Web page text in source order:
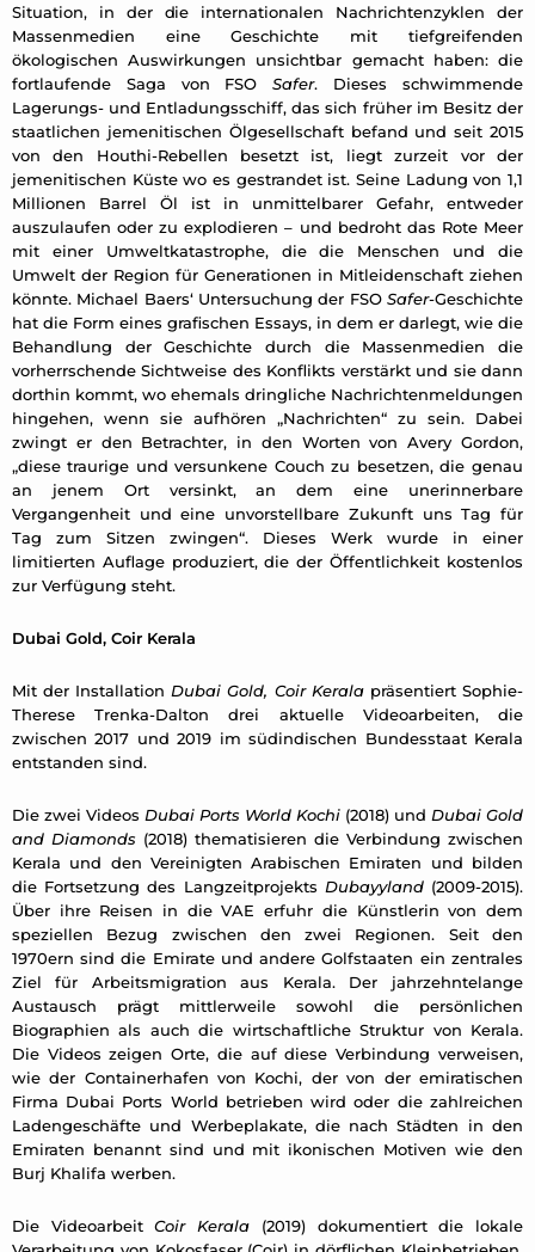
Situation, in der die internationalen Nachrichtenzyklen der
Massenmedien eine Geschichte mit tiefgreifenden
ökologischen Auswirkungen unsichtbar gemacht haben: die
fortlaufende Saga von FSOSafer. Dieses schwimmende
Lagerungs- und Entladungsschiff, das sich früher im Besitz der
staatlichen jemenitischen Ölgesellschaft befand und seit 2015
von den Houthi-Rebellen besetzt ist, liegt zurzeit vor der
jemenitischen Küste wo es gestrandet ist. Seine Ladung von 1,1
Millionen Barrel Öl ist in unmittelbarer Gefahr, entweder
auszulaufen oder zu explodieren – und bedroht das Rote Meer
mit einer Umweltkatastrophe, die die Menschen und die
Umwelt der Region für Generationen in Mitleidenschaft ziehen
könnte. Michael Baers‘ Untersuchung der FSO Safer-Geschichte
hat die Form eines grafischen Essays, in dem er darlegt, wie die
Behandlung der Geschichte durch die Massenmedien die
vorherrschende Sichtweise des Konflikts verstärkt und sie dann
dorthin kommt, wo ehemals dringliche Nachrichtenmeldungen
hingehen, wenn sie aufhören „Nachrichten“ zu sein. Dabei
zwingt er den Betrachter, in den Worten von Avery Gordon,
„diese traurige und versunkene Couch zu besetzen, die genau
an jenem Ort versinkt, an dem eine unerinnerbare
Vergangenheit und eine unvorstellbare Zukunft uns Tag für
Tag zum Sitzen zwingen“. Dieses Werk wurde in einer
limitierten Auflage produziert, die der Öffentlichkeit kostenlos
zur Verfügung steht.
Dubai Gold, Coir Kerala
Mit der Installation Dubai Gold, Coir Keralapräsentiert Sophie-
Therese Trenka-Dalton drei aktuelle Videoarbeiten, die
zwischen 2017 und 2019 im südindischen Bundesstaat Kerala
entstanden sind.
Die zwei Videos Dubai Ports World Kochi (2018) und Dubai Gold
and Diamonds (2018) thematisieren die Verbindung zwischen
Kerala und den Vereinigten Arabischen Emiraten und bilden
die Fortsetzung des Langzeitprojekts Dubayyland(2009-2015).
Über ihre Reisen in die VAE erfuhr die Künstlerin von dem
speziellen Bezug zwischen den zwei Regionen. Seit den
1970ern sind die Emirate und andere Golfstaaten ein zentrales
Ziel für Arbeitsmigration aus Kerala. Der jahrzehntelange
Austausch prägt mittlerweile sowohl die persönlichen
Biographien als auch die wirtschaftliche Struktur von Kerala.
Die Videos zeigen Orte, die auf diese Verbindung verweisen,
wie der Containerhafen von Kochi, der von der emiratischen
Firma Dubai Ports World betrieben wird oder die zahlreichen
Ladengeschäfte und Werbeplakate, die nach Städten in den
Emiraten benannt sind und mit ikonischen Motiven wie den
Burj Khalifa werben.
Die VideoarbeitCoir Kerala (2019) dokumentiert die lokale